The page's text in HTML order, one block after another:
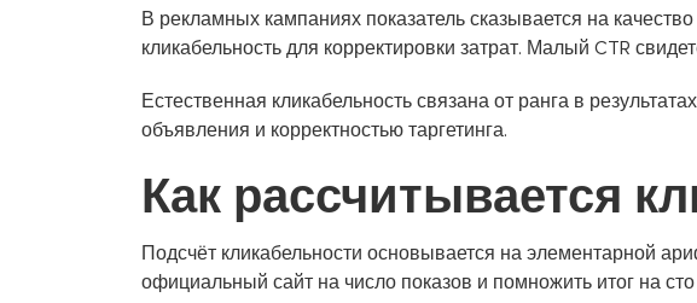
В рекламных кампаниях показатель сказывается на
кликабельность для корректировки затрат. Малый CTR
Естественная кликабельность связана от ранга в
объявления и корректностью таргетинга.
Как рассчитывается
Подсчёт кликабельности основывается на элементарной
официальный сайт на число показов и помножить итог на